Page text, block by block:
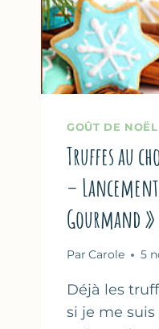
GOÛT DE NOËL
Truffes au
–
Gourmand »
Par Carole 5
Déjà les
si je me